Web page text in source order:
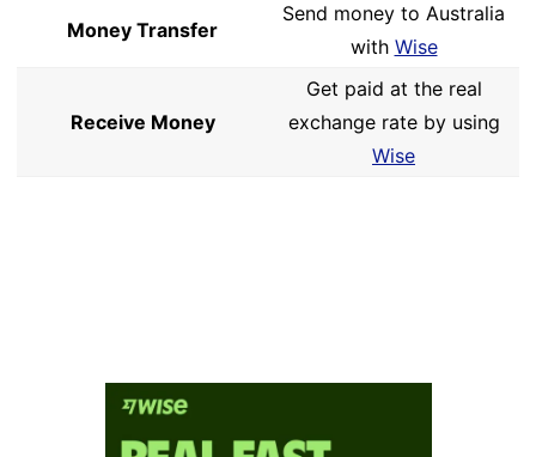
Money Transfer
Send money to Australia
with Wise
Receive Money
Get paid at the real
exchange rate by using
Wise